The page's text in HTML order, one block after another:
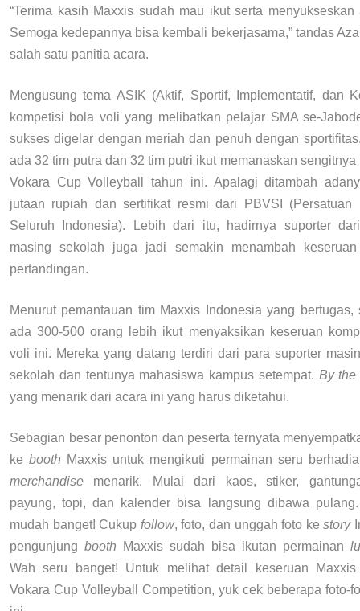
“Terima kasih Maxxis sudah mau ikut serta menyukseskan
Semoga kedepannya bisa kembali bekerjasama,” tandas
salah satu panitia acara.
Mengusung tema ASIK (Aktif, Sportif, Implementatif, dan
kompetisi bola voli yang melibatkan pelajar SMA se-
sukses digelar dengan meriah dan penuh dengan
ada 32 tim putra dan 32 tim putri ikut memanaskan sengitnya
Vokara Cup Volleyball tahun ini. Apalagi ditambah
jutaan rupiah dan sertifikat resmi dari PBVSI (Persatuan
Seluruh Indonesia). Lebih dari itu, hadirnya suporter
masing sekolah juga jadi semakin menambah
pertandingan.
Menurut pemantauan tim Maxxis Indonesia yang bertugas,
ada 300-500 orang lebih ikut menyaksikan keseruan
voli ini. Mereka yang datang terdiri dari para suporter
sekolah dan tentunya mahasiswa kampus setempat. By the
yang menarik dari acara ini yang harus diketahui.
Sebagian besar penonton dan peserta ternyata
kebooth Maxxis untuk mengikuti permainan seru
merchandise menarik. Mulai dari kaos, stiker,
payung, topi, dan kalender bisa langsung dibawa
mudah banget! Cukup follow, foto, dan unggah foto kestory
pengunjung booth Maxxis sudah bisa ikutan permainan
Wah seru banget! Untuk melihat detail keseruan
Vokara Cup Volleyball Competition, yuk cek beberapa foto-